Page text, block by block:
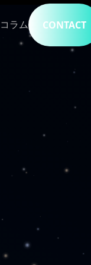
コラム CONTACT